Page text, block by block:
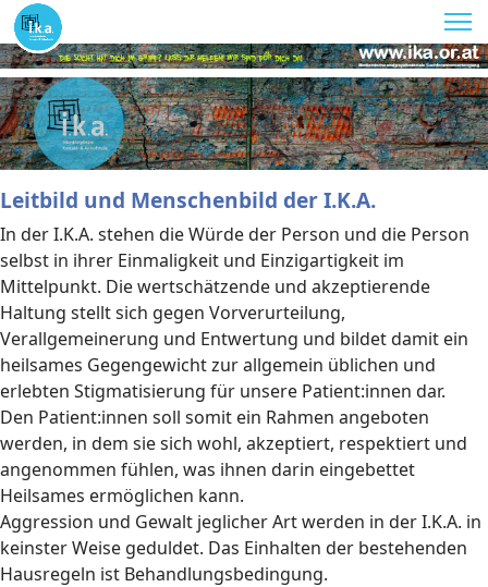
Leitbild und Menschenbild der I.K.A.
In der I.K.A. stehen die Würde der Person und die Person
selbst in ihrer Einmaligkeit und Einzigartigkeit im
Mittelpunkt. Die wertschätzende und akzeptierende
Haltung stellt sich gegen Vorverurteilung,
Verallgemeinerung und Entwertung und bildet damit ein
heilsames Gegengewicht zur allgemein üblichen und
erlebten Stigmatisierung für unsere Patient:innen dar.
Den Patient:innen soll somit ein Rahmen angeboten
werden, in dem sie sich wohl, akzeptiert, respektiert und
angenommen fühlen, was ihnen darin eingebettet
Heilsames ermöglichen kann.
Aggression und Gewalt jeglicher Art werden in der I.K.A. in
keinster Weise geduldet. Das Einhalten der bestehenden
Hausregeln ist Behandlungsbedingung.